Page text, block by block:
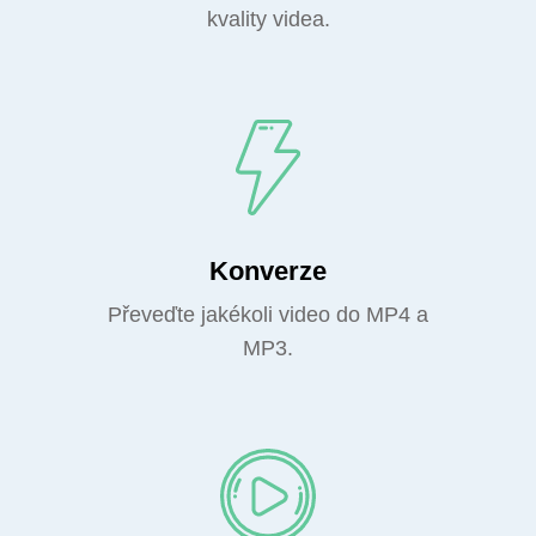
kvality videa.
Konverze
Převeďte jakékoli video do MP4 a
MP3.